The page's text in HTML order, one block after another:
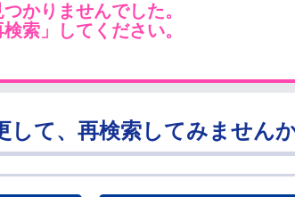
かりませんでした。
索」してください。
して、再検索してみません